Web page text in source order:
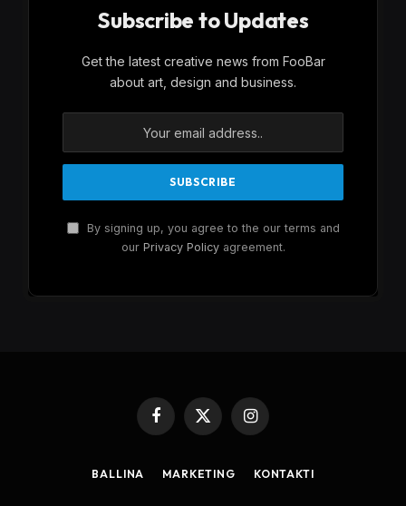
Subscribe to Updates
Get the latest creative news from FooBar
about art, design and business.
By signing up, you agree to the our terms and
our Privacy Policyagreement.
Facebook
X
Instagram
BALLINA MARKETING KONTAKTI